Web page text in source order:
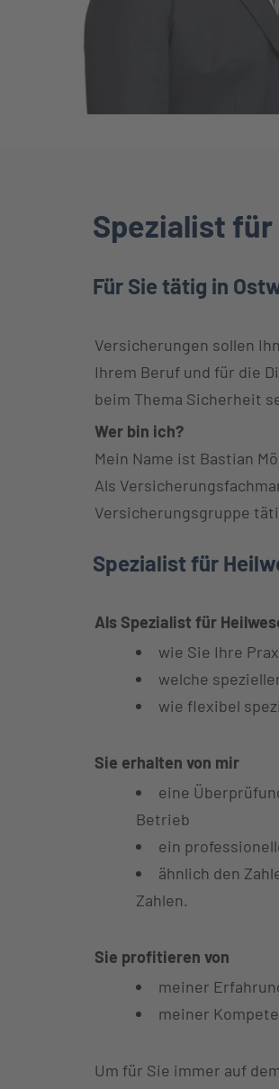
Spezialist
Für Sie tätig in
Versicherungen sollen
Ihrem Beruf und für die
beim Thema Sicherheit
Wer bin ich?
Mein Name ist Bastian
Als
Versicherungsgruppe
Spezialist für
Als Spezialist für
wie Sie Ihre
welche
wie flexibel
Sie erhalten von mir
eine
Betrieb
ein
ähnlich den
Zahlen.
Sie profitieren von
meiner
meiner
Um für Sie immer auf